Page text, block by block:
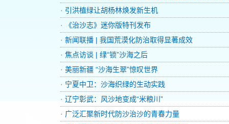
· 引洪植绿让胡杨林焕发新生机
·
《治沙志》迷你版特刊发布
· 新闻联播 | 我国荒漠化防治取得显著成效
· 焦点访谈 | 绿“锁”沙海之后
· 美丽新疆 “沙海生翠”惊叹世界
· 宁夏中卫：沙海织绿的生动实践
· 辽宁彰武：风沙地变成“米粮川”
· 广泛汇聚新时代防沙治沙的青春力量